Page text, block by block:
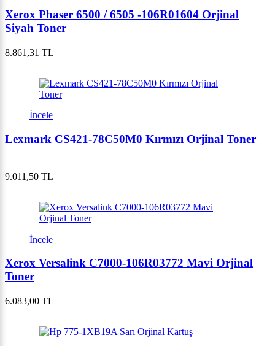
Xerox Phaser 6500 / 6505 -106R01604 Orjinal
Siyah Toner
8.861,31 TL
İncele
Lexmark CS421-78C50M0 Kırmızı Orjinal Toner
9.011,50 TL
İncele
Xerox Versalink C7000-106R03772 Mavi Orjinal
Toner
6.083,00 TL